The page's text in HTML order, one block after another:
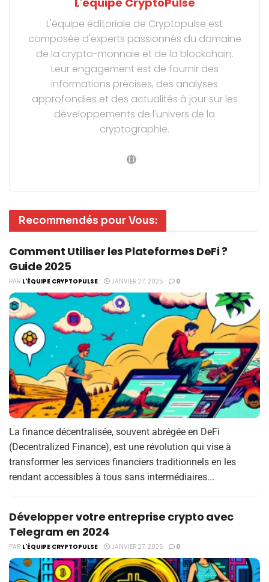
L'équipe éditoriale de Cryptopulse est
composée d'experts passionnés du domaine
de la crypto-monnaie et de la blockchain.
Leur engagement est de fournir des
informations précises, des analyses
approfondies et des actualités à jour sur les
développements de l'univers de la
cryptographie.
Recommendés pour Vous:
Comment Utiliser les Plateformes DeFi ?
Guide 2025
PAR L'ÉQUIPE CRYPTOPULSE JANVIER 27, 2025 0
La finance décentralisée, souvent abrégée en DeFi
(Decentralized Finance), est une révolution qui vise à
transformer les services financiers traditionnels en les
rendant accessibles à tous sans intermédiaires...
Développer votre entreprise crypto avec
Telegram en 2024
PAR L'ÉQUIPE CRYPTOPULSE JANVIER 27, 2025 0